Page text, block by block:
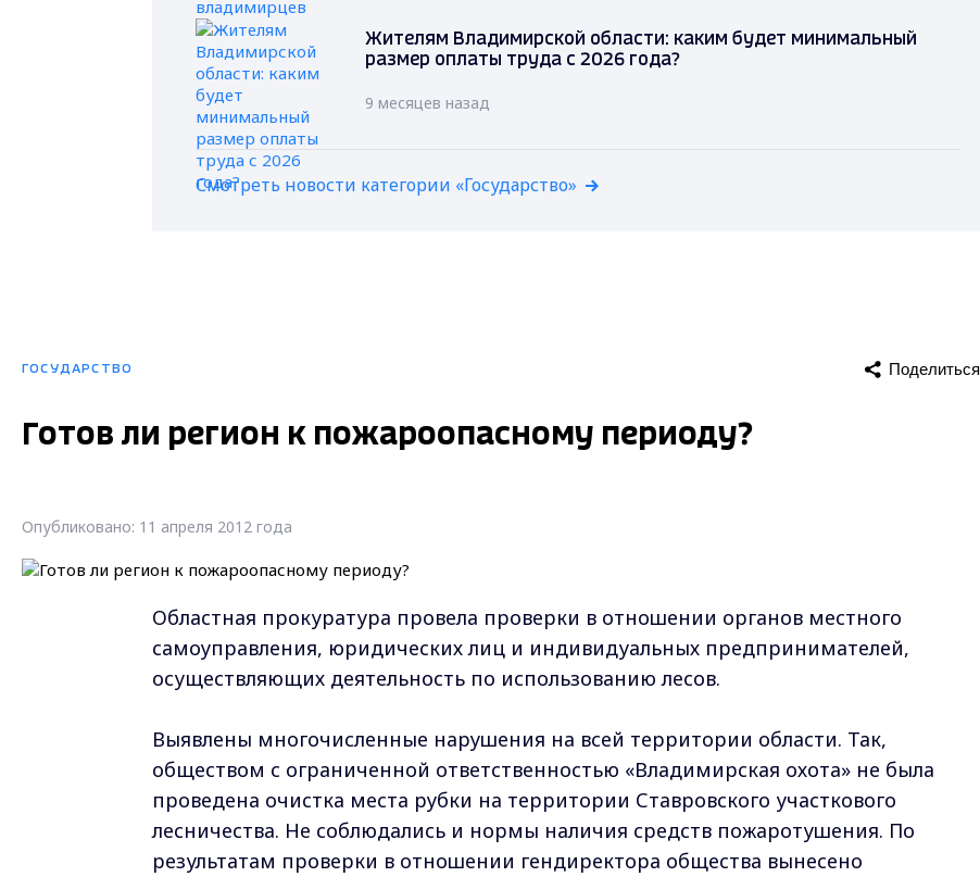
Жителям Владимирской области: каким будет минимальный
размер оплаты труда с 2026 года?
9 месяцев назад
Смотреть новости категории «Государство»
ГОСУДАРСТВО Поделиться
Готов ли регион к пожароопасному периоду?
Опубликовано: 11 апреля 2012 года
Областная прокуратура провела проверки в отношении органов местного
самоуправления, юридических лиц и индивидуальных предпринимателей,
осуществляющих деятельность по использованию лесов.
Выявлены многочисленные нарушения на всей территории области. Так,
обществом с ограниченной ответственностью «Владимирская охота» не была
проведена очистка места рубки на территории Ставровского участкового
лесничества. Не соблюдались и нормы наличия средств пожаротушения. По
результатам проверки в отношении гендиректора общества вынесено